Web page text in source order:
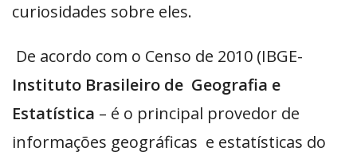
curiosidades sobre eles.
De acordo com o Censo de 2010 (IBGE-
Instituto Brasileiro de Geografia e
Estatística – é o principal provedor de
informações geográficas e estatísticas do